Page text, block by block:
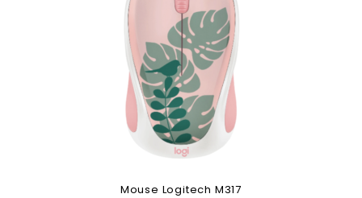
Mouse Logitech M317